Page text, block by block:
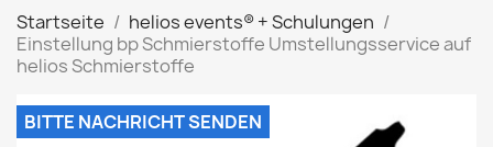
Startseite
helios events® + Schulungen
Einstellung bp Schmierstoffe Umstellungsservice auf
helios Schmierstoffe
BITTE NACHRICHT SENDEN